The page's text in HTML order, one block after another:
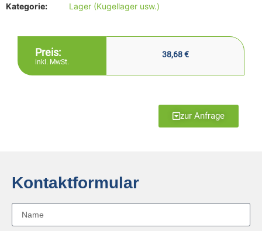
Kategorie:
Lager (Kugellager usw.)
Preis:
inkl. MwSt.
38,68€
zur Anfrage
Kontaktformular